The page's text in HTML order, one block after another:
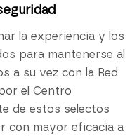
la experiencia y los
para mantenerse al
a su vez con la Red
el Centro
de estos selectos
con mayor eficacia a